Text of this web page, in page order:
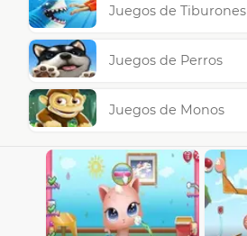
Juegos de Tiburones
Juegos de Perros
Juegos de Monos